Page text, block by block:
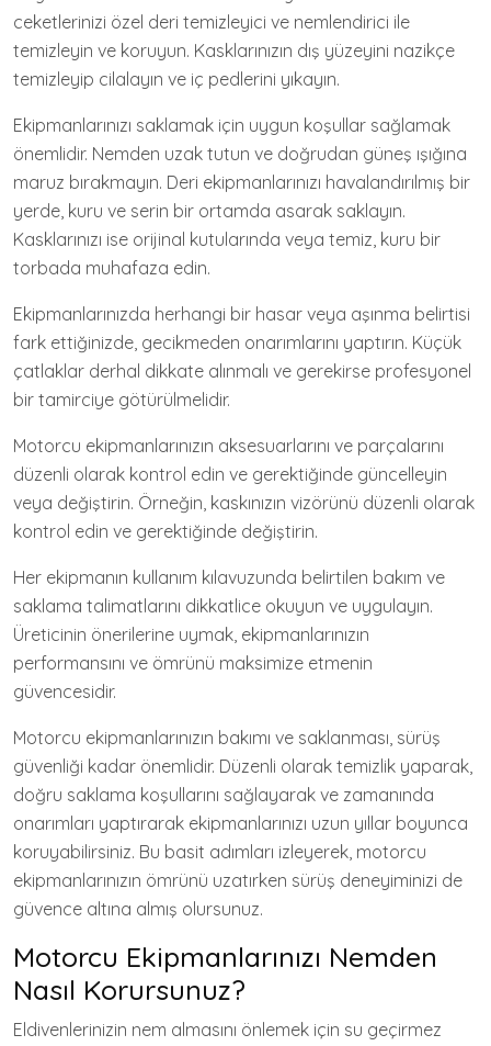
ceketlerinizi özel deri temizleyici ve nemlendirici ile
temizleyin ve koruyun. Kasklarınızın dış yüzeyini nazikçe
temizleyip cilalayın ve iç pedlerini yıkayın.
Ekipmanlarınızı saklamak için uygun koşullar sağlamak
önemlidir. Nemden uzak tutun ve doğrudan güneş ışığına
maruz bırakmayın. Deri ekipmanlarınızı havalandırılmış bir
yerde, kuru ve serin bir ortamda asarak saklayın.
Kasklarınızı ise orijinal kutularında veya temiz, kuru bir
torbada muhafaza edin.
Ekipmanlarınızda herhangi bir hasar veya aşınma belirtisi
fark ettiğinizde, gecikmeden onarımlarını yaptırın. Küçük
çatlaklar derhal dikkate alınmalı ve gerekirse profesyonel
bir tamirciye götürülmelidir.
Motorcu ekipmanlarınızın aksesuarlarını ve parçalarını
düzenli olarak kontrol edin ve gerektiğinde güncelleyin
veya değiştirin. Örneğin, kaskınızın vizörünü düzenli olarak
kontrol edin ve gerektiğinde değiştirin.
Her ekipmanın kullanım kılavuzunda belirtilen bakım ve
saklama talimatlarını dikkatlice okuyun ve uygulayın.
Üreticinin önerilerine uymak, ekipmanlarınızın
performansını ve ömrünü maksimize etmenin
güvencesidir.
Motorcu ekipmanlarınızın bakımı ve saklanması, sürüş
güvenliği kadar önemlidir. Düzenli olarak temizlik yaparak,
doğru saklama koşullarını sağlayarak ve zamanında
onarımları yaptırarak ekipmanlarınızı uzun yıllar boyunca
koruyabilirsiniz. Bu basit adımları izleyerek, motorcu
ekipmanlarınızın ömrünü uzatırken sürüş deneyiminizi de
güvence altına almış olursunuz.
Motorcu Ekipmanlarınızı Nemden
Nasıl Korursunuz?
Eldivenlerinizin nem almasını önlemek için su geçirmez